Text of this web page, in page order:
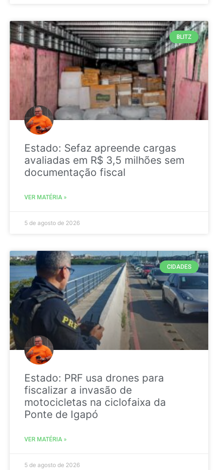
BLITZ
Estado: Sefaz apreende cargas
avaliadas em R$ 3,5 milhões sem
documentação fiscal
VER MATÉRIA »
5 de agosto de 2026
CIDADES
Estado: PRF usa drones para
fiscalizar a invasão de
motocicletas na ciclofaixa da
Ponte de Igapó
VER MATÉRIA »
5 de agosto de 2026